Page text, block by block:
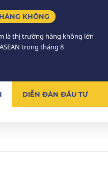
KHÔNG
là thị trường hàng không lớn
trong tháng 8
DIỄN ĐÀN ĐẦU TƯ